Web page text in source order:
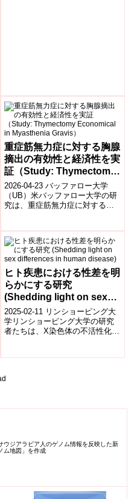
重症筋無力症に対する胸腺
摘出の有効性と経済性を実
証（Study: Thymectomy
Economical in
Myasthenia Gravis）
2026-04-23 バッファロー大学
（UB）米バッファロー大学の研
究は、重症筋無力症に対する胸
ヒト疾患における性差を明
らかにする研究
(Shedding light on sex
differences in human
disease)
2025-02-11 リンショーピング大
学リンショーピング大学の研究
者たちは、X染色体の不活性化に
発見し...
ウジアラビア人のゲノム情報を反映した新
ム地図」を作成